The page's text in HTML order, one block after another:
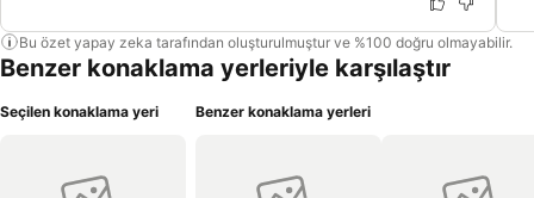
Bu özet yapay zeka tarafından oluşturulmuştur ve %100 doğru olmayabilir.
Benzer konaklama yerleriyle karşılaştır
Seçilen konaklama yeri Benzer konaklama yerleri